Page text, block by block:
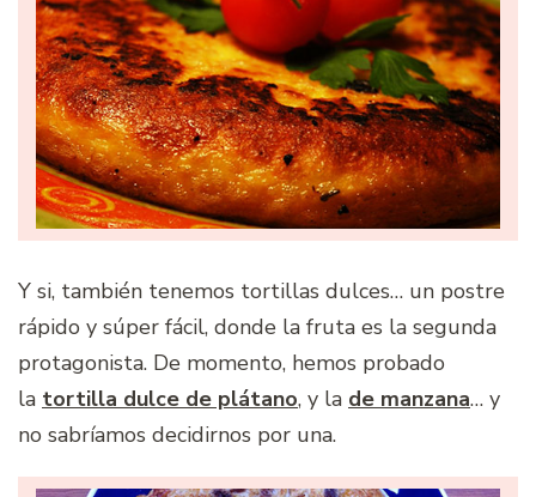
Y si, también tenemos tortillas dulces… un postre
rápido y súper fácil, donde la fruta es la segunda
protagonista. De momento, hemos probado
la tortilla dulce de plátano, y la de manzana… y
no sabríamos decidirnos por una.